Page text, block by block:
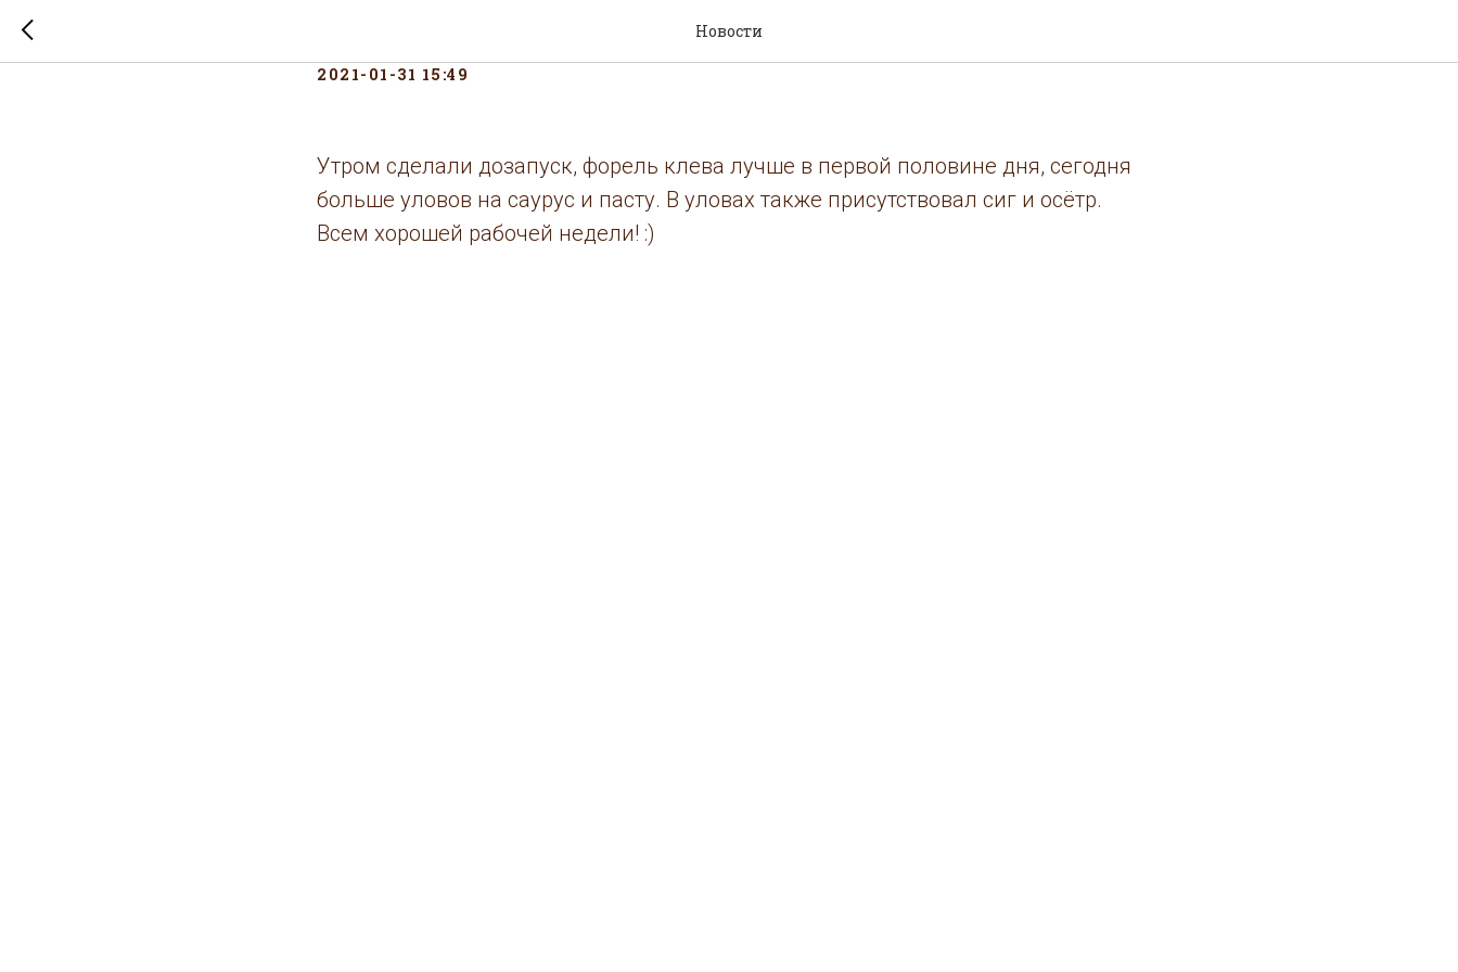
Новости
Отчет за воскресенье
2021-01-31 15:49
Утром сделали дозапуск, форель клева лучше в первой половине дня, сегодня
больше уловов на саурус и пасту. В уловах также присутствовал сиг и осётр.
Всем хорошей рабочей недели! :)